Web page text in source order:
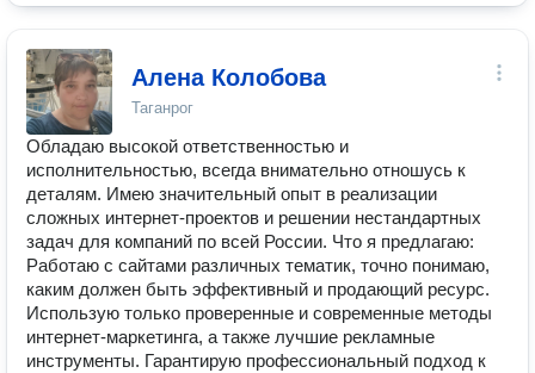
Алена Колобова
Таганрог
Обладаю высокой ответственностью и
исполнительностью, всегда внимательно отношусь к
деталям. Имею значительный опыт в реализации
сложных интернет-проектов и решении нестандартных
задач для компаний по всей России. Что я предлагаю:
Работаю с сайтами различных тематик, точно понимаю,
каким должен быть эффективный и продающий ресурс.
Использую только проверенные и современные методы
интернет-маркетинга, а также лучшие рекламные
инструменты. Гарантирую профессиональный подход к